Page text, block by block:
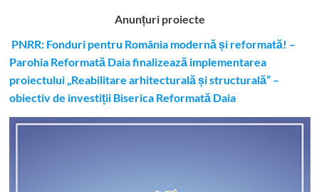
Anunțuri proiecte
PNRR: Fonduri pentru România modernă și reformată! –
Parohia Reformată Daia finalizează implementarea
proiectului „Reabilitare arhitecturală și structurală” –
obiectiv de investiții Biserica Reformată Daia